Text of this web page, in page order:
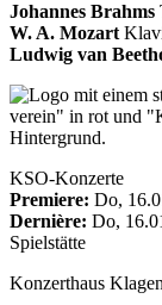
Johannes Brahms
W. A. Mozart
Ludwig van
KSO-Konzerte
Premiere: Do,
Dernière: Do,
Spielstätte
Konzerthaus